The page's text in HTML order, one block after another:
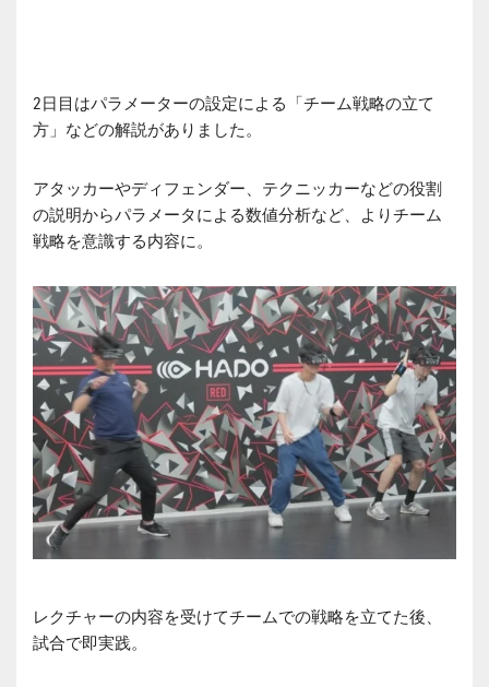
2日目はパラメーターの設定による「チーム戦略の立て
方」などの解説がありました。
アタッカーやディフェンダー、テクニッカーなどの役割
の説明からパラメータによる数値分析など、よりチーム
戦略を意識する内容に。
レクチャーの内容を受けてチームでの戦略を立てた後、
試合で即実践。